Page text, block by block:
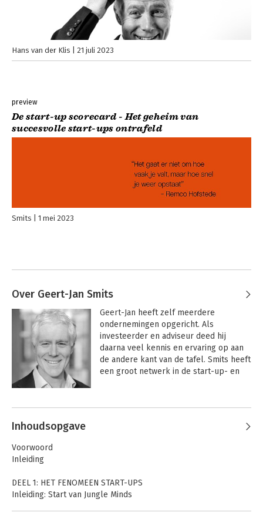
Hans van der Klis 21 juli 2023
preview
De start-up scorecard - Het geheim van
succesvolle start-ups ontrafeld
Smits 1 mei 2023
Over Geert-Jan Smits
Geert-Jan heeft zelf meerdere
ondernemingen opgericht. Als
investeerder en adviseur deed hij
daarna veel kennis en ervaring op aan
de andere kant van de tafel. Smits heeft
een groot netwerk in de start-up- en
Gent. Voorheen was hij oprichter en
CEO van Jungle Minds (2000) een
internetadvies- en ontwerpbureau
Andere boeken door Geert-Jan
Smits
Inhoudsopgave
Voorwoord
Inleiding
DEEL 1: HET FENOMEEN START-UPS
Inleiding: Start van Jungle Minds